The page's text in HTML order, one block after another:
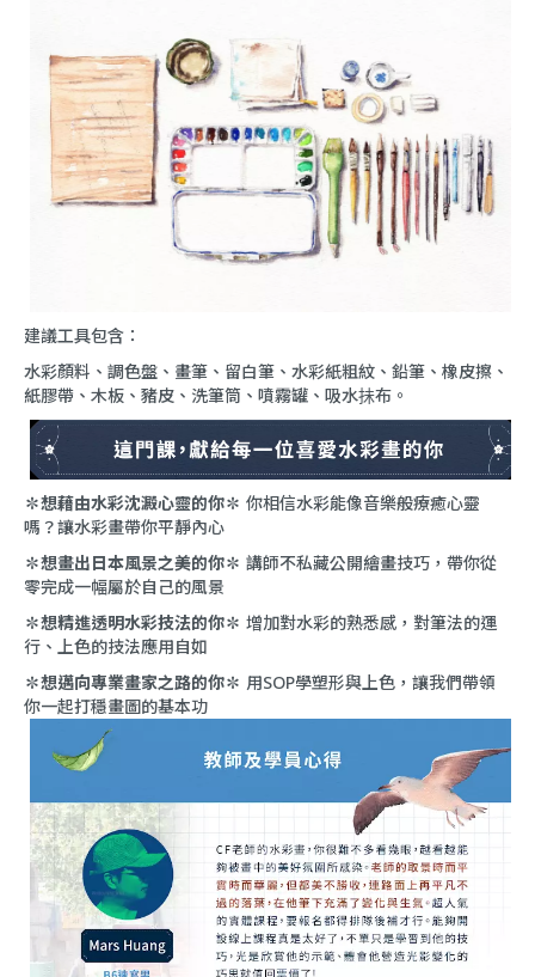
建議工具包含：
水彩顏料、調色盤、畫筆、留白筆、水彩紙粗紋、鉛筆、橡皮擦、
紙膠帶、木板、豬皮、洗筆筒、噴霧罐、吸水抺布。
✽想藉由水彩沈澱心靈的你✽ 你相信水彩能像音樂般療癒心靈
嗎？讓水彩畫帶你平靜內心
✽想畫出日本風景之美的你✽ 講師不私藏公開繪畫技巧，帶你從
零完成一幅屬於自己的風景
✽想精進透明水彩技法的你✽ 增加對水彩的熟悉感，對筆法的運
行、上色的技法應用自如
✽想邁向專業畫家之路的你✽ 用SOP學塑形與上色，讓我們帶領
你一起打穩畫圖的基本功